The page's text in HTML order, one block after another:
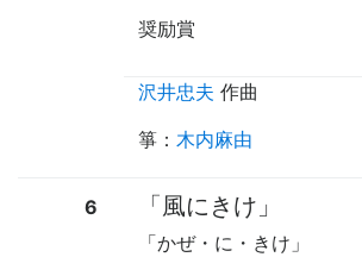
奨励賞
沢井忠夫 作曲
箏 ： 木内麻由
6 「風にきけ」
「かぜ・に・きけ」